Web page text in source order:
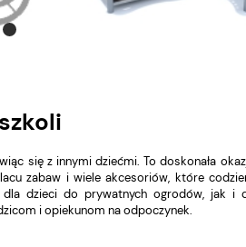
się z innymi dziećmi. To doskonała
zabaw i wiele akcesoriów, które
dzieci do prywatnych ogrodów, jak i
i opiekunom na odpoczynek.